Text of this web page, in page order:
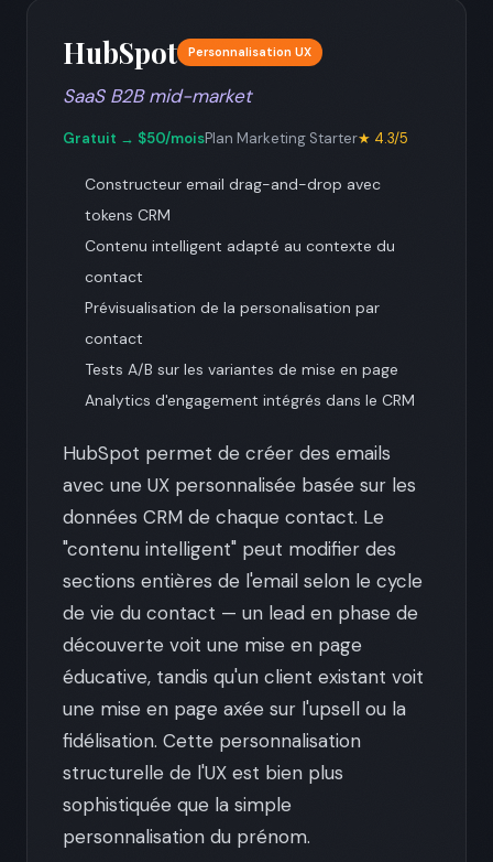
HubSpot Personnalisation UX
SaaS B2B mid-market
Gratuit → $50/moisPlan Marketing Starter★ 4.3/5
Constructeur email drag-and-drop avec
tokens CRM
Contenu intelligent adapté au contexte du
contact
Prévisualisation de la personalisation par
contact
Tests A/B sur les variantes de mise en page
Analytics d'engagement intégrés dans le CRM
HubSpot permet de créer des emails
avec une UX personnalisée basée sur les
données CRM de chaque contact. Le
"contenu intelligent" peut modifier des
sections entières de l'email selon le cycle
de vie du contact — un lead en phase de
découverte voit une mise en page
éducative, tandis qu'un client existant voit
une mise en page axée sur l'upsell ou la
fidélisation. Cette personnalisation
structurelle de l'UX est bien plus
sophistiquée que la simple
personnalisation du prénom.